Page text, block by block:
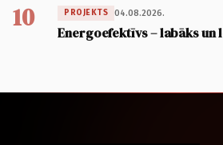
10 PROJEKTS 04.08.2026.
Energoefektīvs – labāks un